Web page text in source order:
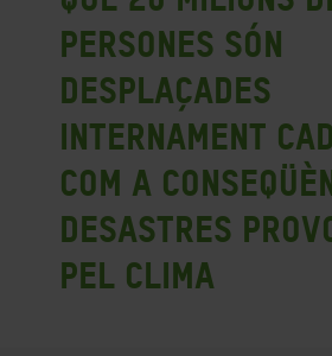
persones són
desplaçades
internament
com a
desastres
pel clima